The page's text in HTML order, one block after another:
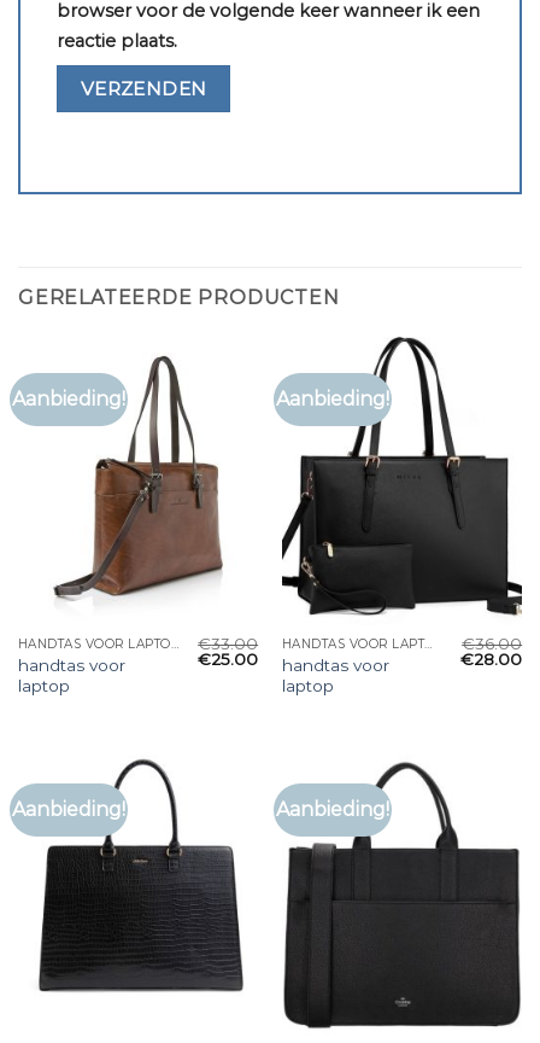
browser voor de volgende keer wanneer ik een
reactie plaats.
GERELATEERDE PRODUCTEN
Aanbieding!
HANDTAS VOOR LAPTOP
handtas voor
laptop
€33.00
€25.00
Aanbieding!
HANDTAS VOOR LAPTOP
handtas voor
laptop
€36.00
€28.00
Aanbieding! Aanbieding!